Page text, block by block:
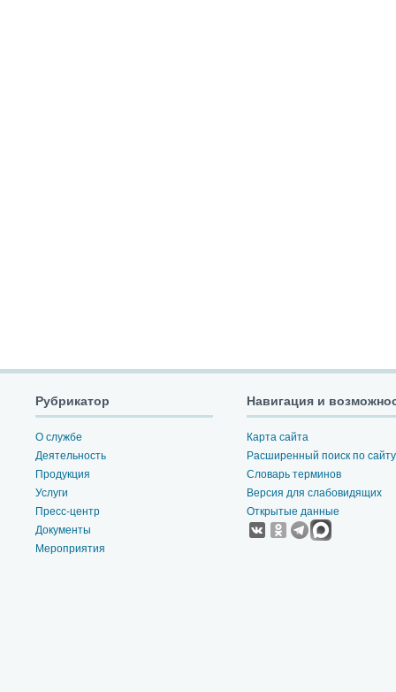
Рубрикатор
О службе
Деятельность
Продукция
Услуги
Пресс-центр
Документы
Мероприятия
Навигация и
Карта сайта
Расширенный поиск по сайту
Словарь терминов
Версия для слабовидящих
Открытые данные